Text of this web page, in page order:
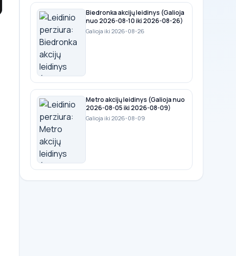
Biedronka akcijų leidinys (Galioja
nuo 2026-08-10 iki 2026-08-26)
Galioja iki 2026-08-26
Metro akcijų leidinys (Galioja nuo
2026-08-05 iki 2026-08-09)
Galioja iki 2026-08-09